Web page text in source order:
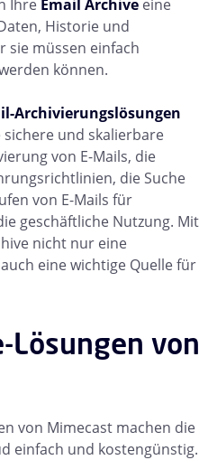
Ihre Email Archive eine
Historie und
sie müssen einfach
können.
Archivierungslösungen
und skalierbare
von E-Mails, die
die Suche
von E-Mails für
geschäftliche Nutzung. Mit
nicht nur eine
eine wichtige Quelle für
Lösungen von
von Mimecast machen die
einfach und kostengünstig.